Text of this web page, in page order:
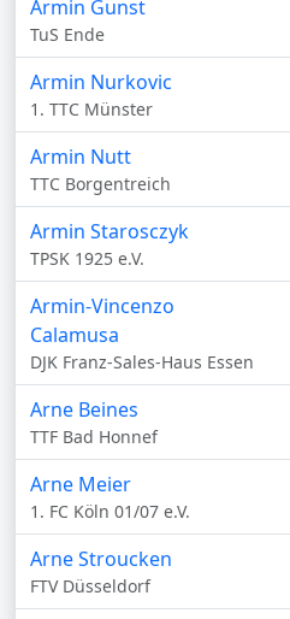
Armin Gunst
TuS Ende
Armin Nurkovic
1. TTC Münster
Armin Nutt
TTC Borgentreich
Armin Starosczyk
TPSK 1925 e.V.
Armin-Vincenzo
Calamusa
DJK Franz-Sales-Haus Essen
Arne Beines
TTF Bad Honnef
Arne Meier
1. FC Köln 01/07 e.V.
Arne Stroucken
FTV Düsseldorf